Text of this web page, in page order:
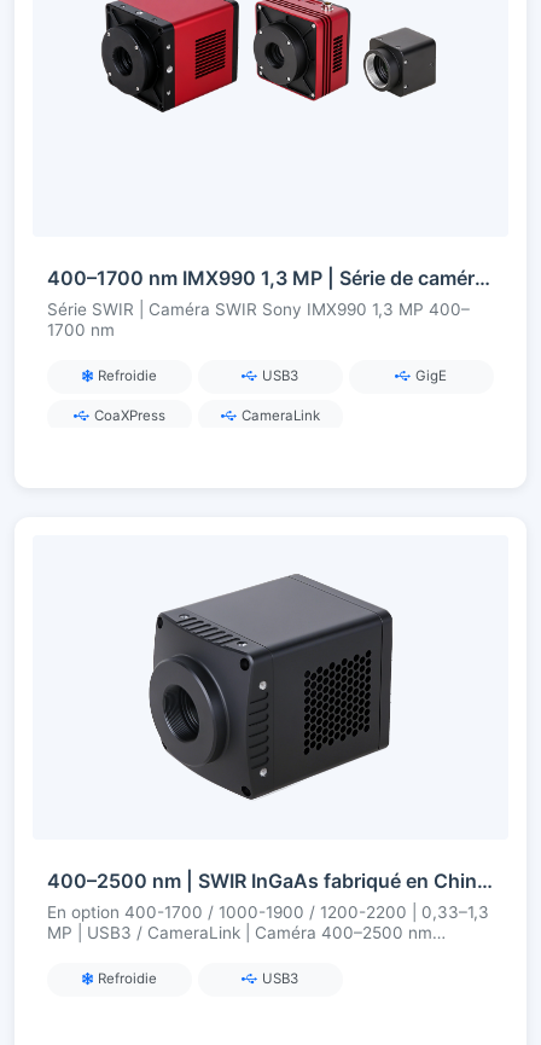
400–1700 nm IMX990 1,3 MP | Série de caméras SWIR InGaAs
Série SWIR | Caméra SWIR Sony IMX990 1,3 MP 400–
1700 nm
Refroidie USB3 GigE
CoaXPress CameraLink
400–2500 nm | SWIR InGaAs fabriqué en Chine | 0,33–1,3 MP | USB3 / CameraLink | Réfrigéré | Caméra SWIR
En option 400-1700 / 1000-1900 / 1200-2200 | 0,33–1,3
MP | USB3 / CameraLink | Caméra 400–2500 nm
Refroidie USB3